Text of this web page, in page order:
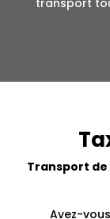
transport
Transport de
Avez-